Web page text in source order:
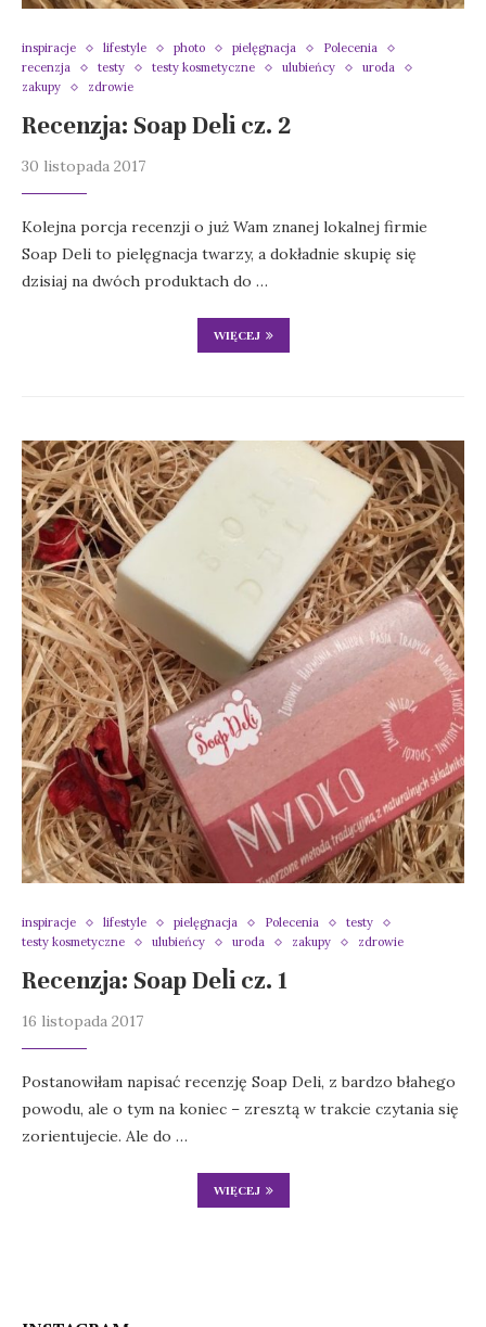
inspiracje lifestyle photo pielęgnacja
Polecenia
recenzja
testy testy kosmetyczne ulubieńcy
uroda
zakupy
zdrowie
Recenzja: Soap Deli cz. 2
30 listopada 2017
Kolejna porcja recenzji o już Wam znanej lokalnej firmie
Soap Deli to pielęgnacja twarzy, a dokładnie skupię się
dzisiaj na dwóch produktach do …
WIĘCEJ
inspiracje lifestyle pielęgnacja Polecenia
testy
testy kosmetyczne
ulubieńcy uroda zakupy zdrowie
Recenzja: Soap Deli cz. 1
16 listopada 2017
Postanowiłam napisać recenzję Soap Deli, z bardzo błahego
powodu, ale o tym na koniec – zresztą w trakcie czytania się
zorientujecie. Ale do …
WIĘCEJ